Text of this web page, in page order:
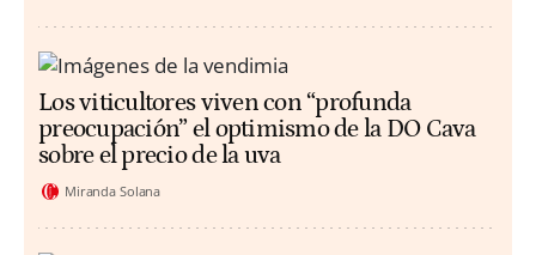
Los viticultores viven con “profunda
preocupación” el optimismo de la DO Cava
sobre el precio de la uva
Miranda Solana